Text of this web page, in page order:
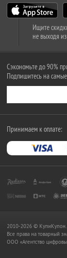
Ищите
не выходя
Сэкономьте до 90%
Подпишитесь на
Принимаем к оплате:
2010-2026 ©
Все права на товарный
OOO «Агентство